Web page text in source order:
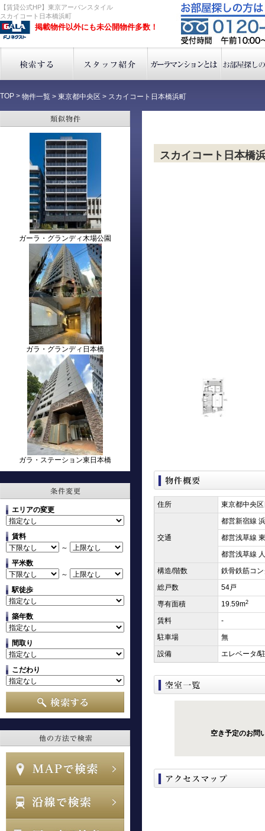
【賃貸公式HP】東京アーバンスタイル
スカイコート日本橋浜町
掲載物件以外にも未公開物件多数！
TOP > 物件一覧 > 東京都中央区 > スカイコート日本橋浜町
ガーラ・グランディ木場公園
ガラ・グランディ日本橋
ガラ・ステーション東日本橋
エリアの変更
賃料
～
平米数
～
駅徒歩
築年数
間取り
こだわり
スカイコート日本橋
住所 東京都中央
交通
都営新宿線
都営浅草線
都営浅草線
構造/階数
鉄骨鉄筋コ
総戸数
54戸
専有面積
19.59m2
賃料
-
駐車場
無
設備
エレベータ/
空き予定のお問